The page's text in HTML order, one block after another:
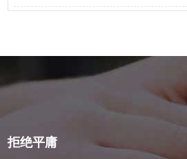
拒绝平庸